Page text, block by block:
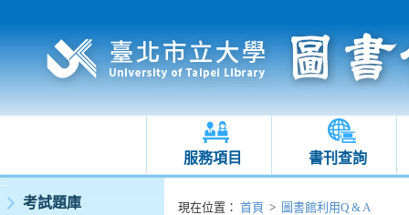
服務項目 書刊查詢
:::
考試題庫 :::現在位置 ： 首頁 > 圖書館利用Q & A